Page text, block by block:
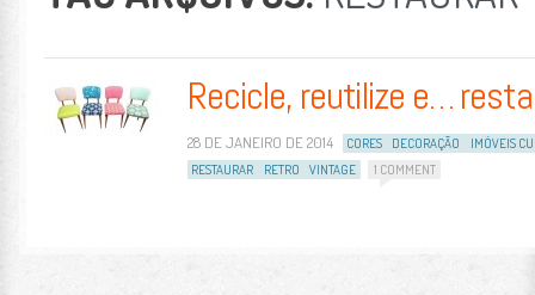
Recicle, reutilize e…
28 DE JANEIRO DE 2014 CORES DECORAÇÃO
IMÓVEIS
RESTAURAR
RETRO VINTAGE 1 COMMENT